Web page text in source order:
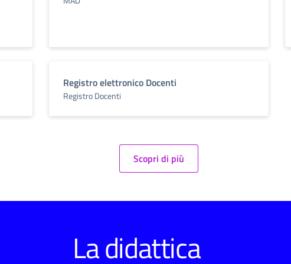
Registro elettronico Docenti
Registro Docenti
Scopri di più
La didattica